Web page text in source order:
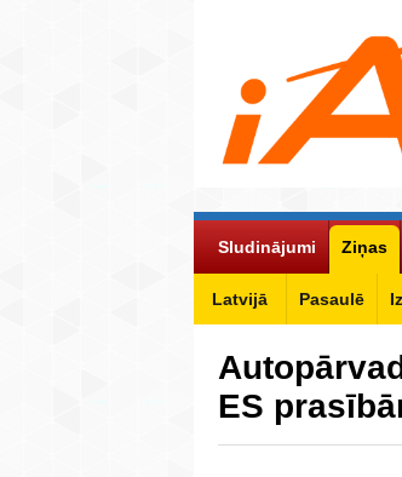
Sludinājumi Ziņas
Latvijā Pasaulē
ES